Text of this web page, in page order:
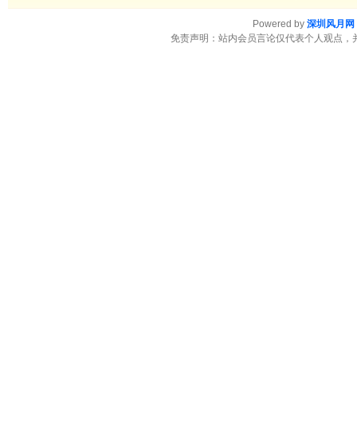
Powered by 深圳风月网
免责声明：站内会员言论仅代表个人观点